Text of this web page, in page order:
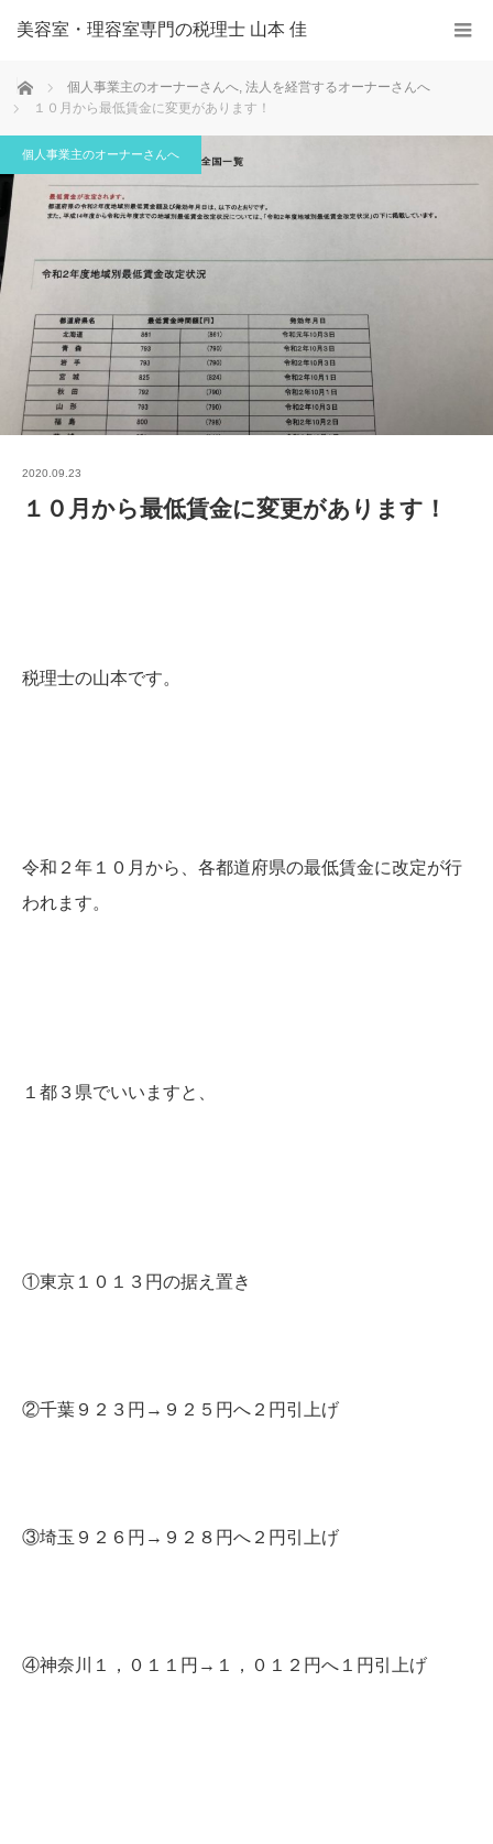
美容室・理容室専門の税理士 山本 佳
ホーム 個人事業主のオーナーさんへ, 法人を経営するオーナーさんへ
１０月から最低賃金に変更があります！
個人事業主のオーナーさんへ
2020.09.23
１０月から最低賃金に変更があります！
税理士の山本です。
令和２年１０月から、各都道府県の最低賃金に改定が行
われます。
１都３県でいいますと、
①東京１０１３円の据え置き
②千葉９２３円→９２５円へ２円引上げ
③埼玉９２６円→９２８円へ２円引上げ
④神奈川１，０１１円→１，０１２円へ１円引上げ